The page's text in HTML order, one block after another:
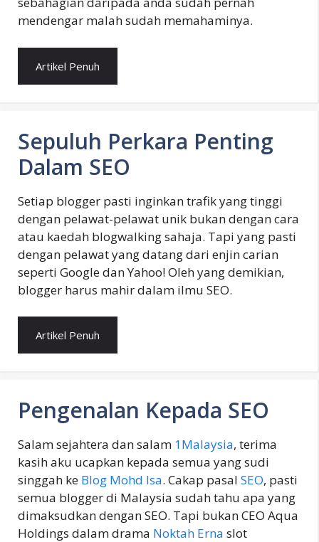
mendengar malah sudah memahaminya.
Artikel Penuh
Sepuluh Perkara Penting
Dalam SEO
Setiap blogger pasti inginkan trafik yang tinggi
dengan pelawat-pelawat unik bukan dengan cara
atau kaedah blogwalking sahaja. Tapi yang pasti
dengan pelawat yang datang dari enjin carian
seperti Google dan Yahoo! Oleh yang demikian,
blogger harus mahir dalam ilmu SEO.
Artikel Penuh
Pengenalan Kepada SEO
Salam sejahtera dan salam 1Malaysia, terima
kasih aku ucapkan kepada semua yang sudi
singgah ke Blog Mohd Isa. Cakap pasal SEO, pasti
semua blogger di Malaysia sudah tahu apa yang
dimaksudkan dengan SEO. Tapi bukan CEO Aqua
Holdings dalam drama Noktah Erna slot